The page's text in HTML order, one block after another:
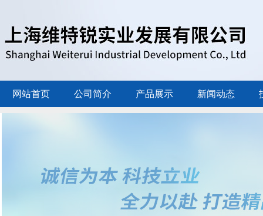
网站首页 公司简介 产品展示 新闻动态